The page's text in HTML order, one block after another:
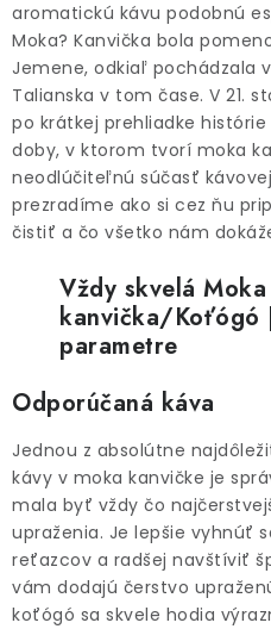
SIRUPY
BENTIANNA
Ako vybrať kávu Kde
Kontakt
Blog o káve
Káva pre firmy
aromatickú kávu podobnú
Moka? Kanvička bola
Jemene, odkiaľ pochádzala
Talianska v tom čase. V 21.
po krátkej prehliadke
doby, v ktorom tvorí moka
neodlúčiteľnú súčasť
prezradíme ako si cez ňu
čistiť a čo všetko nám
Vždy skvelá Moka
kanvička/Koťógó
parametre
Odporúčaná káva
Jednou z absolútne
kávy v moka kanvičke je
mala byť vždy čo
upraženia. Je lepšie vyhnúť
reťazcov a radšej navštíviť
vám dodajú čerstvo
koťógó sa skvele hodia